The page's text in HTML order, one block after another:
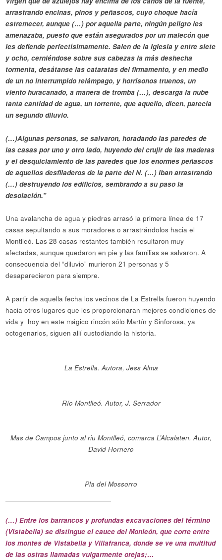
arrastrando encinas, pinos y peñascos, cuyo choque hacía
estremecer, aunque (…) por aquella parte, ningún peligro les
amenazaba, puesto que están asegurados por un malecón que
les defiende perfectísimamente. Salen de la Iglesia y entre siete
y ocho, cerniéndose sobre sus cabezas la más deshecha
tormenta, desátanse las cataratas del firmamento, y en medio
de un no interrumpido relámpago, y horrísonos truenos, un
viento huracanado, a manera de tromba (…), descarga la nube
tanta cantidad de agua, un torrente, que aquello, dicen, parecía
un segundo diluvio.
(…)Algunas personas, se salvaron, horadando las paredes de
las casas por uno y otro lado, huyendo del crujir de las maderas
y el desquiciamiento de las paredes que los enormes peñascos
de aquellos desfiladeros de la parte del N. (…) iban arrastrando
(…) destruyendo los edificios, sembrando a su paso la
desolación.”
Una avalancha de agua y piedras arrasó la primera línea de 17
casas sepultando a sus moradores o arrastrándolos hacia el
Montlleó. Las 28 casas restantes también resultaron muy
afectadas, aunque quedaron en pie y las familias se salvaron. A
consecuencia del “diluvio” murieron 21 personas y 5
desaparecieron para siempre.
A partir de aquella fecha los vecinos de La Estrella fueron huyendo
hacia otros lugares que les proporcionaran mejores condiciones de
vida y hoy en este mágico rincón sólo Martín y Sinforosa, ya
octogenarios, siguen allí custodiando la historia.
La Estrella. Autora, Jess Alma
Río Montlleó. Autor, J. Serrador
Mas de Campos junto al riu Montlleó, comarca L’Alcalaten. Autor,
David Hornero
Pla del Mossorro
(…) Entre los barrancos y profundas excavaciones del término
(Vistabella) se distingue el cauce del Monleón, que corre entre
los montes de Vistabella y Villafranca, donde se ve una multitud
de las ostras llamadas vulgarmente orejas;…